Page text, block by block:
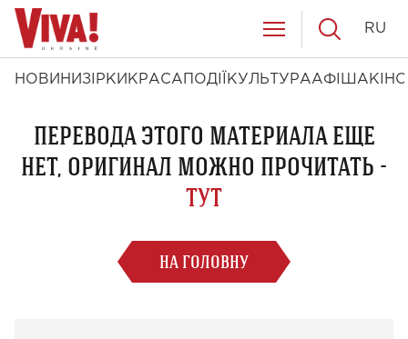
НОВИНИ ЗІРКИ КРАСА ПОДІЇ КУЛЬТУРААФІША КІНО
RU
ПЕРЕВОДА ЭТОГО МАТЕРИАЛА ЕЩЕ
НЕТ, ОРИГИНАЛ МОЖНО ПРОЧИТАТЬ -
ТУТ
НА ГОЛОВНУ